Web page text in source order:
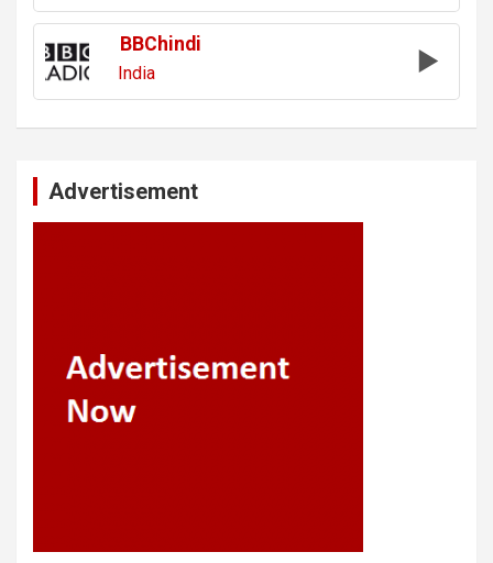
BBChindi
India
Advertisement